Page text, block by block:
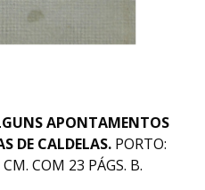
APONTAMENTOS
DE CALDELAS. PORTO:
COM 23 PÁGS. B.